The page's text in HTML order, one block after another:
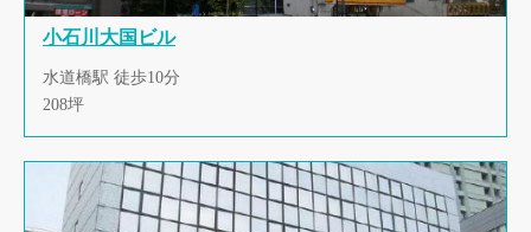
小石川大国ビル
水道橋駅 徒歩10分
208坪